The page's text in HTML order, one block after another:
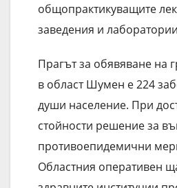
общопрактикуващите
заведения и
Прагът за обявяване на
в област Шумен е 224
души население. При
стойности решение за
противоепидемични
Областния оперативен